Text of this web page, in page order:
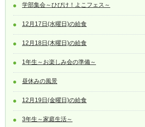
学部集会～ひびけ！よこフェス～
12月17日(水曜日)の給食
12月18日(木曜日)の給食
1年生～お楽しみ会の準備～
昼休みの風景
12月19日(金曜日)の給食
3年生～家庭生活～